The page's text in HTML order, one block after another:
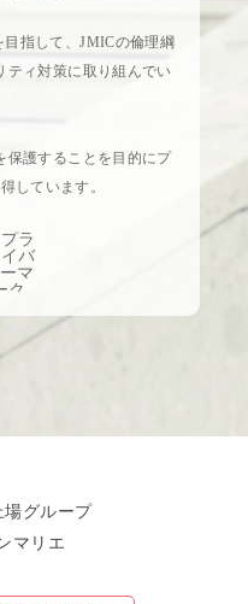
指して、JMICの倫理綱
ティ対策に取り組んでい
保護することを目的にプ
しています。